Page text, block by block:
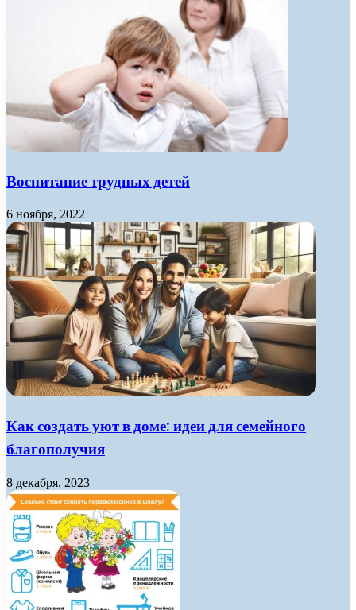
Воспитание трудных детей
6 ноября, 2022
Как создать уют в доме: идеи для семейного
благополучия
8 декабря, 2023